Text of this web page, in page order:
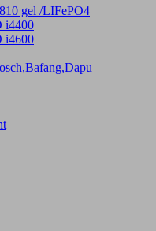
/LIFePO4